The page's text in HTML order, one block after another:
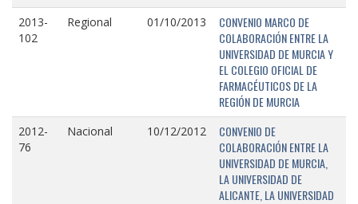
2013-
102
Regional 01/10/2013
CONVENIO MARCO DE
COLABORACIÓN ENTRE LA
UNIVERSIDAD DE MURCIA Y
EL COLEGIO OFICIAL DE
FARMACÉUTICOS DE LA
REGIÓN DE MURCIA
2012-
76
Nacional 10/12/2012
CONVENIO DE
COLABORACIÓN ENTRE LA
UNIVERSIDAD DE MURCIA,
LA UNIVERSIDAD DE
ALICANTE, LA UNIVERSIDAD